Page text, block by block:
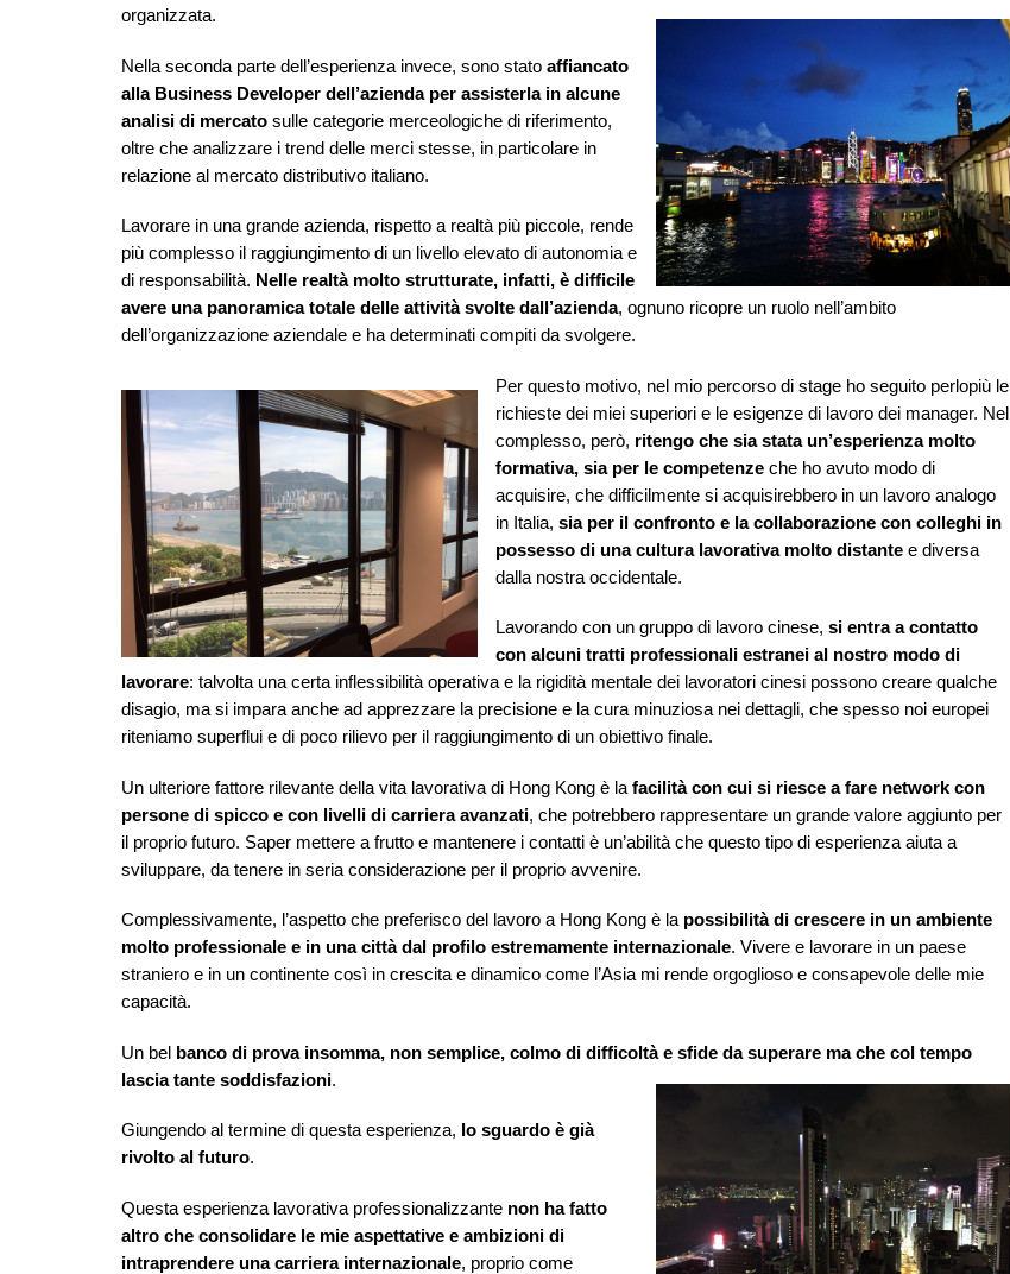
organizzata.
Nella seconda parte dell’esperienza invece, sono stato affiancato
alla Business Developer dell’azienda per assisterla in alcune
analisi di mercato sulle categorie merceologiche di riferimento,
oltre che analizzare i trend delle merci stesse, in particolare in
relazione al mercato distributivo italiano.
Lavorare in una grande azienda, rispetto a realtà più piccole, rende
più complesso il raggiungimento di un livello elevato di autonomia e
di responsabilità. Nelle realtà molto strutturate, infatti, è difficile
avere una panoramica totale delle attività svolte dall’azienda, ognuno ricopre un ruolo nell’ambito
dell’organizzazione aziendale e ha determinati compiti da svolgere.
Per questo motivo, nel mio percorso di stage ho seguito perlopiù le
richieste dei miei superiori e le esigenze di lavoro dei manager. Nel
complesso, però, ritengo che sia stata un’esperienza molto
formativa, sia per le competenze che ho avuto modo di
acquisire, che difficilmente si acquisirebbero in un lavoro analogo
in Italia, sia per il confronto e la collaborazione con colleghi in
possesso di una cultura lavorativa molto distante e diversa
dalla nostra occidentale.
Lavorando con un gruppo di lavoro cinese, si entra a contatto
con alcuni tratti professionali estranei al nostro modo di
lavorare: talvolta una certa inflessibilità operativa e la rigidità mentale dei lavoratori cinesi possono creare qualche
disagio, ma si impara anche ad apprezzare la precisione e la cura minuziosa nei dettagli, che spesso noi europei
riteniamo superflui e di poco rilievo per il raggiungimento di un obiettivo finale.
Un ulteriore fattore rilevante della vita lavorativa di Hong Kong è la facilità con cui si riesce a fare network con
persone di spicco e con livelli di carriera avanzati, che potrebbero rappresentare un grande valore aggiunto per
il proprio futuro. Saper mettere a frutto e mantenere i contatti è un’abilità che questo tipo di esperienza aiuta a
sviluppare, da tenere in seria considerazione per il proprio avvenire.
Complessivamente, l’aspetto che preferisco del lavoro a Hong Kong è la possibilità di crescere in un ambiente
molto professionale e in una città dal profilo estremamente internazionale. Vivere e lavorare in un paese
straniero e in un continente così in crescita e dinamico come l’Asia mi rende orgoglioso e consapevole delle mie
capacità.
Un bel banco di prova insomma, non semplice, colmo di difficoltà e sfide da superare ma che col tempo
lascia tante soddisfazioni.
Giungendo al termine di questa esperienza, lo sguardo è già
rivolto al futuro.
Questa esperienza lavorativa professionalizzante non ha fatto
altro che consolidare le mie aspettative e ambizioni di
intraprendere una carriera internazionale, proprio come